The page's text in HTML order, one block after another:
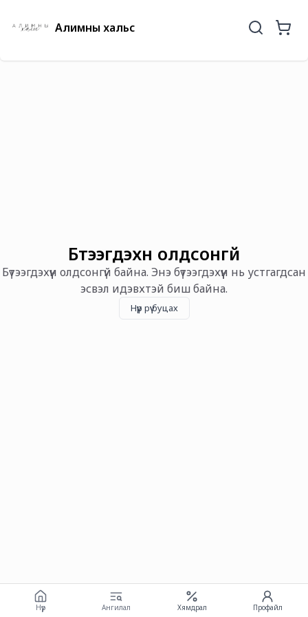
Алимны хальс
Бүтээгдэхүүн олдсонгүй
Бүтээгдэхүүн олдсонгүй байна. Энэ бүтээгдэхүүн нь устгагдсан
эсвэл идэвхтэй биш байна.
Нүүр рүү буцах
Нүүр Ангилал Хямдрал Профайл